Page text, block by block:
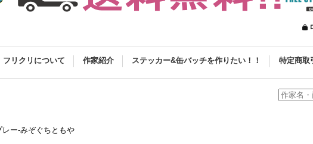
フリクリについて 作家紹介 ステッカー&缶バッチを作りたい！！ 特定商取
レー-みぞぐちともや